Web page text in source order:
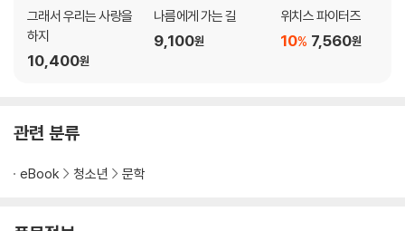
그래서 우리는 사랑을
하지
10,400원
나름에게 가는 길
9,100원
위치스 파이터즈
7,560원
10%
관련 분류
eBook 청소년 문학